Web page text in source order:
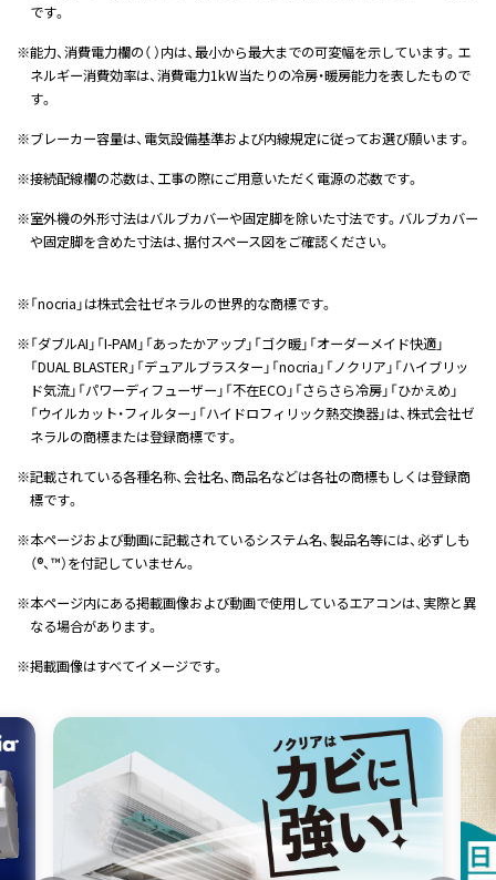
です。
※能力、消費電力欄の（ ）内は、最小から最大までの可変幅を示しています。エ
ネルギー消費効率は、消費電力1kW当たりの冷房・暖房能力を表したもので
す。
※ブレーカー容量は、電気設備基準および内線規定に従ってお選び願います。
※接続配線欄の芯数は、工事の際にご用意いただく電源の芯数です。
※室外機の外形寸法はバルブカバーや固定脚を除いた寸法です。バルブカバー
や固定脚を含めた寸法は、据付スペース図をご確認ください。
※「nocria」は株式会社ゼネラルの世界的な商標です。
※「ダブルAI」「I-PAM」「あったかアップ」「ゴク暖」「オーダーメイド快適」
「DUAL BLASTER」「デュアルブラスター」「nocria」「ノクリア」「ハイブリッ
ド気流」「パワーディフューザー」「不在ECO」「さらさら冷房」「ひかえめ」
「ウイルカット・フィルター」「ハイドロフィリック熱交換器」は、株式会社ゼ
ネラルの商標または登録商標です。
※記載されている各種名称、会社名、商品名などは各社の商標もしくは登録商
標です。
※本ページおよび動画に記載されているシステム名、製品名等には、必ずしも
（®、™）を付記していません。
※本ページ内にある掲載画像および動画で使用しているエアコンは、実際と異
なる場合があります。
※掲載画像はすべてイメージです。